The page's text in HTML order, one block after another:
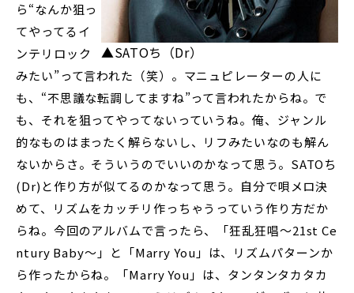
▲SATOち（Dr）
ら“なんか狙っ
てやってるイ
ンテリロック
みたい”って言われた（笑）。マニュピレーターの人に
も、“不思議な転調してますね”って言われたからね。で
も、それを狙ってやってないっていうね。俺、ジャンル
的なものはまったく解らないし、リフみたいなのも解ん
ないからさ。そういうのでいいのかなって思う。SATOち
(Dr)と作り方が似てるのかなって思う。自分で唄メロ決
めて、リズムをカッチリ作っちゃうっていう作り方だか
らね。今回のアルバムで言ったら、「狂乱狂唱～21st Ce
ntury Baby～」と「Marry You」は、リズムパターンか
ら作ったからね。「Marry You」は、タンタンタカタカ